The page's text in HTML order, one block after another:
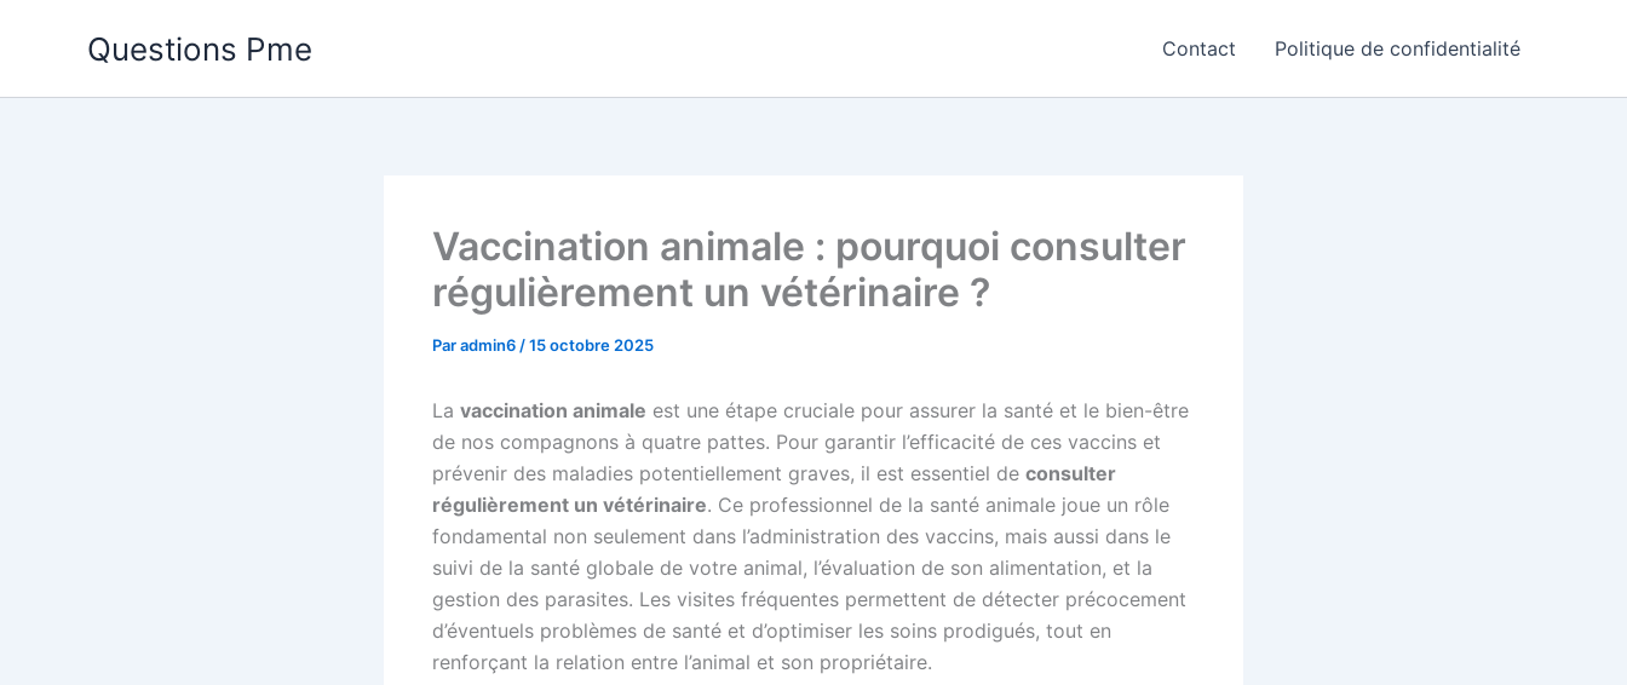
Questions Pme Contact Politique de confidentialité
Vaccination animale : pourquoi consulter
régulièrement un vétérinaire ?
Paradmin6 /15 octobre 2025
La vaccination animale est une étape cruciale pour assurer la santé et le bien-être
de nos compagnons à quatre pattes. Pour garantir l’efficacité de ces vaccins et
prévenir des maladies potentiellement graves, il est essentiel de consulter
régulièrement un vétérinaire. Ce professionnel de la santé animale joue un rôle
fondamental non seulement dans l’administration des vaccins, mais aussi dans le
suivi de la santé globale de votre animal, l’évaluation de son alimentation, et la
gestion des parasites. Les visites fréquentes permettent de détecter précocement
d’éventuels problèmes de santé et d’optimiser les soins prodigués, tout en
renforçant la relation entre l’animal et son propriétaire.